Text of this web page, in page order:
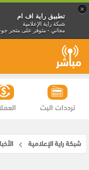
×
تطبيق راية اف ام
شبكة راية الإعلامية
مجاني - متوفر على متجر
ترددات البث
شبكة راية الإعلامية